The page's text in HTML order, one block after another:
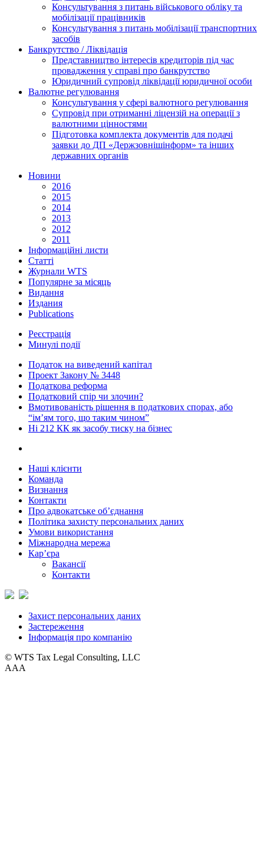
Консультування з питань військового обліку та
мобілізації працівників
Консультування з питань мобілізації транспортних
засобів
Банкрутство / Ліквідація
Представництво інтересів кредиторів під час
провадження у справі про банкрутство
Юридичний супровід ліквідації юридичної особи
Валютне регулювання
Консультування у сфері валютного регулювання
Супровід при отриманні ліцензій на операції з
валютними цінностями
Підготовка комплекта документів для подачі
заявки до ДП «Держзовнішінформ» та інших
державних органів
Новини
2016
2015
2014
2013
2012
2011
Інформаційні листи
Статті
Журнали WTS
Популярне за місяць
Видання
Издания
Publications
Реєстрація
Минулі події
Податок на виведений капітал
Проект Закону № 3448
Податкова реформа
Податковий спір чи злочин?
Вмотивованість рішення в податкових спорах, або
“ім’ям того, що таким чином”
Ні 212 КК як засобу тиску на бізнес
Наші клієнти
Команда
Визнання
Контакти
Про адвокатське об’єднання
Політика захисту персональних даних
Умови використання
Міжнародна мережа
Кар’єра
Вакансії
Контакти
Захист персональних даних
Застереження
Інформація про компанію
© WTS Tax Legal Consulting, LLC
AAA